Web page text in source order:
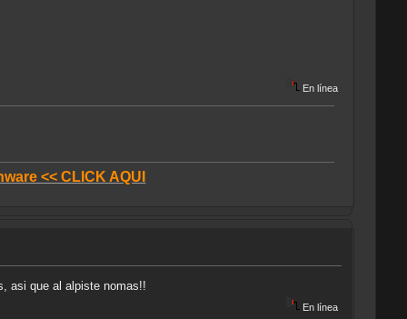
En línea
<< CLICK AQUI
asi que al alpiste nomas!!
En línea